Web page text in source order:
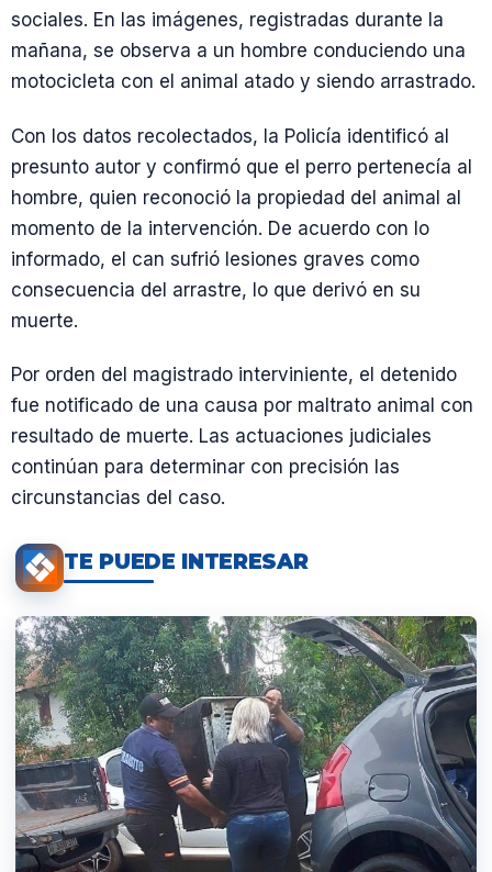
sociales. En las imágenes, registradas durante la
mañana, se observa a un hombre conduciendo una
motocicleta con el animal atado y siendo arrastrado.
Con los datos recolectados, la Policía identificó al
presunto autor y confirmó que el perro pertenecía al
hombre, quien reconoció la propiedad del animal al
momento de la intervención. De acuerdo con lo
informado, el can sufrió lesiones graves como
consecuencia del arrastre, lo que derivó en su
muerte.
Por orden del magistrado interviniente, el detenido
fue notificado de una causa por maltrato animal con
resultado de muerte. Las actuaciones judiciales
continúan para determinar con precisión las
circunstancias del caso.
TE PUEDE INTERESAR